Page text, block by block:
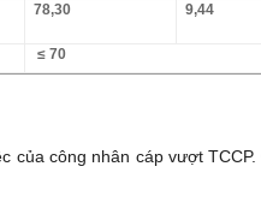
78,30 9,44
≤ 70
của công nhân cáp vượt